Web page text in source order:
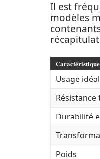
Il est
modèles
Caractéristique
Usage idéal
Durabilité
Poids